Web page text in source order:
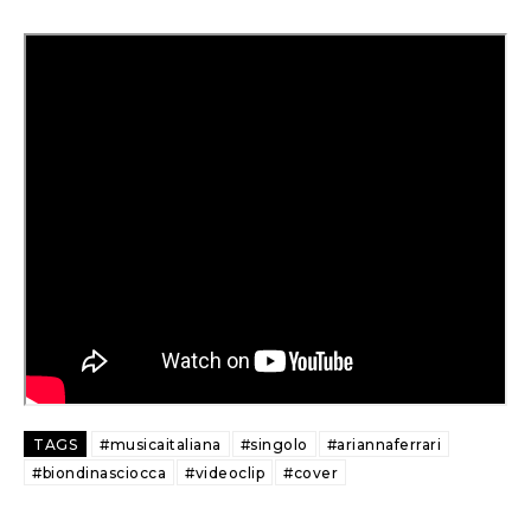
TAGS #musicaitaliana #singolo
#ariannaferrari
#biondinasciocca
#videoclip #cover